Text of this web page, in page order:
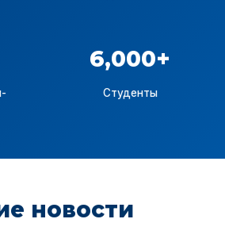
6,000+
Студенты
новости